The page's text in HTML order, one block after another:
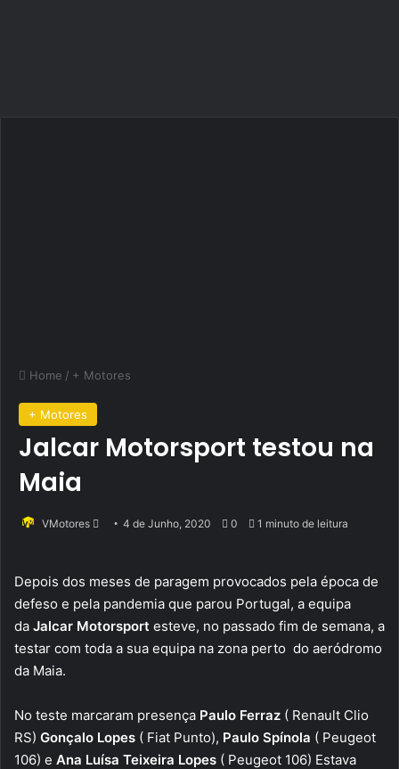
Home / + Motores
+ Motores
Jalcar Motorsport testou na
Maia
VMotores
Send4 de Junho, 2020 0 1 minuto de leitura
Depois dos meses de paragem provocados pela época de
defeso e pela pandemia que parou Portugal, a equipa
da Jalcar Motorsport esteve, no passado fim de semana, a
testar com toda a sua equipa na zona perto do aeródromo
da Maia.
No teste marcaram presença Paulo Ferraz ( Renault Clio
RS) Gonçalo Lopes ( Fiat Punto), Paulo Spínola ( Peugeot
106) e Ana Luísa Teixeira Lopes ( Peugeot 106) Estava